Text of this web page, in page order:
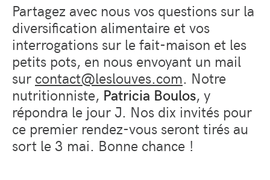
Partagez avec nous vos questions sur la
diversification alimentaire et vos
interrogations sur le fait-maison et les
petits pots, en nous envoyant un mail
sur contact@leslouves.com. Notre
nutritionniste, Patricia Boulos, y
répondra le jour J. Nos dix invités pour
ce premier rendez-vous seront tirés au
sort le 3 mai. Bonne chance !